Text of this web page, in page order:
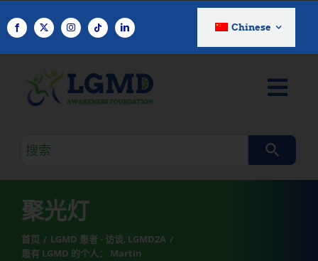
至
Chinese
搜
查
询
聚光灯
首页 LGMD 患者 - 访谈 LGMD2A
患有 LGMD 的个人： Martin